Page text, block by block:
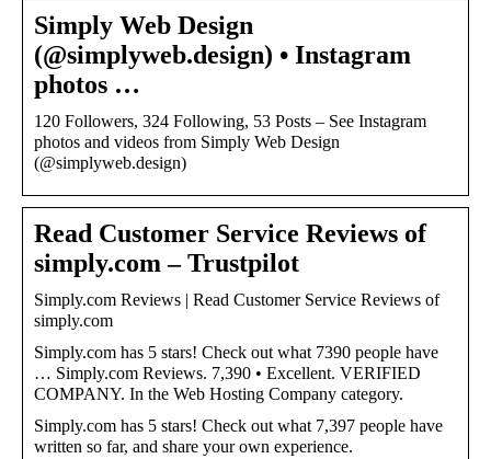
Simply Web Design
(@simplyweb.design) • Instagram
photos …
120 Followers, 324 Following, 53 Posts – See Instagram
photos and videos from Simply Web Design
(@simplyweb.design)
Read Customer Service Reviews of
simply.com – Trustpilot
Simply.com Reviews | Read Customer Service Reviews of
simply.com
Simply.com has 5 stars! Check out what 7390 people have
… Simply.com Reviews. 7,390 • Excellent. VERIFIED
COMPANY. In the Web Hosting Company category.
Simply.com has 5 stars! Check out what 7,397 people have
written so far, and share your own experience.